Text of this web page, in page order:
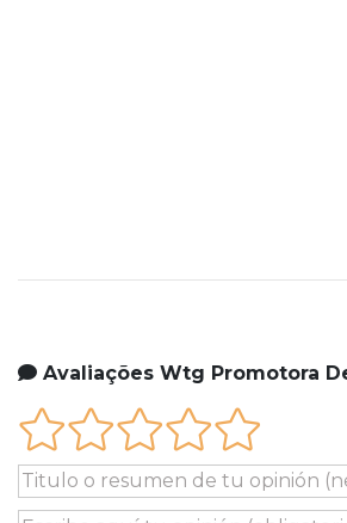
Avaliações Wtg Promotora